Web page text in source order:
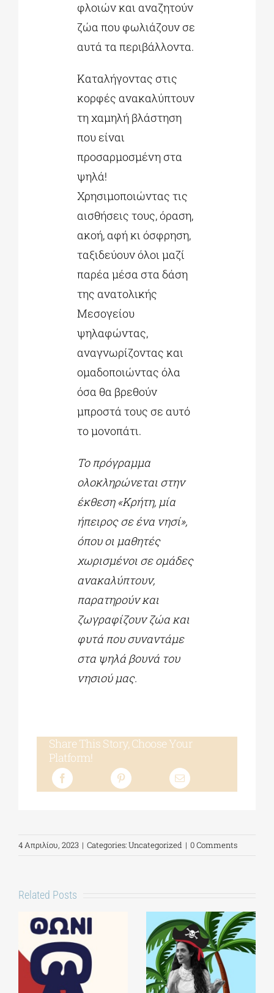
φλοιών και αναζητούν
ζώα που φωλιάζουν σε
αυτά τα περιβάλλοντα.
Καταλήγοντας στις
κορφές ανακαλύπτουν
τη χαμηλή βλάστηση
που είναι
προσαρμοσμένη στα
ψηλά!
Χρησιμοποιώντας τις
αισθήσεις τους, όραση,
ακοή, αφή κι όσφρηση,
ταξιδεύουν όλοι μαζί
παρέα μέσα στα δάση
της ανατολικής
Μεσογείου
ψηλαφώντας,
αναγνωρίζοντας και
ομαδοποιώντας όλα
όσα θα βρεθούν
μπροστά τους σε αυτό
το μονοπάτι.
Το πρόγραμμα
ολοκληρώνεται στην
έκθεση «Κρήτη, μία
ήπειρος σε ένα νησί»,
όπου οι μαθητές
χωρισμένοι σε ομάδες
ανακαλύπτουν,
παρατηρούν και
ζωγραφίζουν ζώα και
φυτά που συναντάμε
στα ψηλά βουνά του
νησιού μας.
Share This Story, Choose Your
Platform!
4 Απριλίου, 2023 | Categories:Uncategorized | 0 Comments
Related Posts